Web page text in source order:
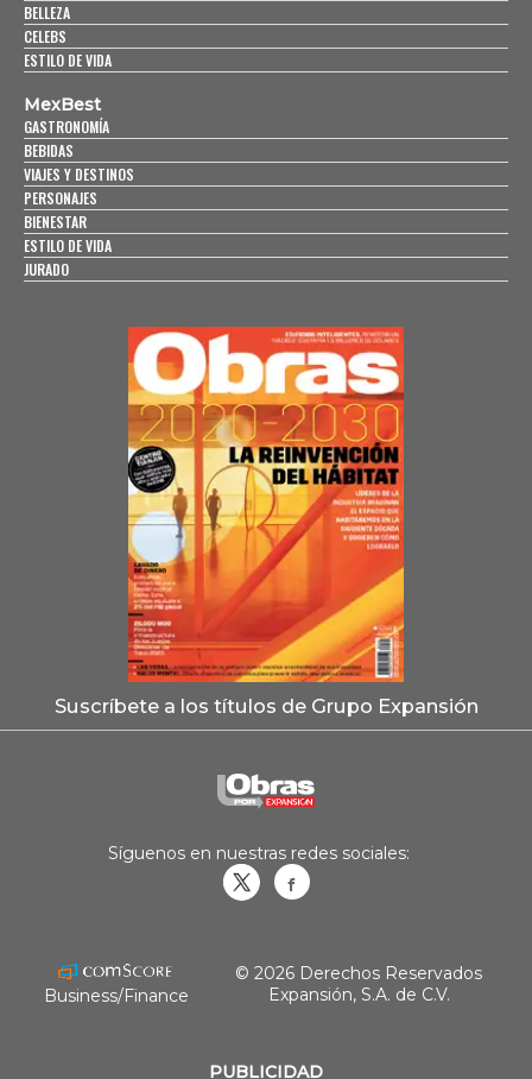
BELLEZA
CELEBS
ESTILO DE VIDA
MexBest
GASTRONOMÍA
BEBIDAS
VIAJES Y DESTINOS
PERSONAJES
BIENESTAR
ESTILO DE VIDA
JURADO
Suscríbete a los títulos de Grupo Expansión
PUBLICIDAD
Síguenos en nuestras redes sociales:
Business/Finance
© 2026 Derechos Reservados
Expansión, S.A. de C.V.